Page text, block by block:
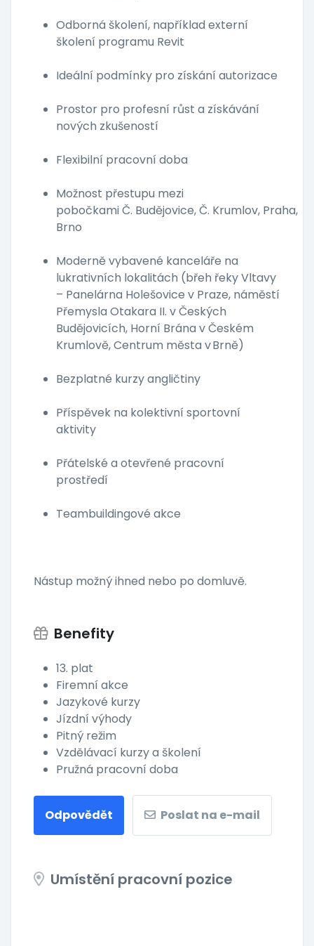
Odborná školení, například externí
školení programu Revit
Ideální podmínky pro získání autorizace
Prostor pro profesní růst a získávání
nových zkušeností
Flexibilní pracovní doba
Možnost přestupu mezi
pobočkami Č. Budějovice, Č. Krumlov, Praha,
Brno
Moderně vybavené kanceláře na
lukrativních lokalitách (břeh řeky Vltavy
– Panelárna Holešovice v Praze, náměstí
Přemysla Otakara II. v Českých
Budějovicích, Horní Brána v Českém
Krumlově, Centrum města v Brně)
Bezplatné kurzy angličtiny
Příspěvek na kolektivní sportovní
aktivity
Přátelské a otevřené pracovní
prostředí
Teambuildingové akce
Nástup možný ihned nebo po domluvě.
Benefity
13. plat
Firemní akce
Jazykové kurzy
Jízdní výhody
Pitný režim
Vzdělávací kurzy a školení
Pružná pracovní doba
Odpovědět Poslat na e-mail
Umístění pracovní pozice